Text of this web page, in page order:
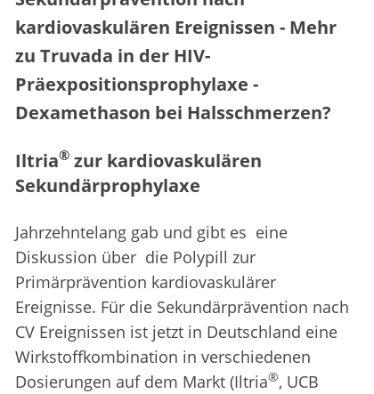
kardiovaskulären Ereignissen - Mehr
zu Truvada in der HIV-
Präexpositionsprophylaxe -
Dexamethason bei Halsschmerzen?
Iltria® zur kardiovaskulären
Sekundärprophylaxe
Jahrzehntelang gab und gibt es eine
Diskussion über die Polypill zur
Primärprävention kardiovaskulärer
Ereignisse. Für die Sekundärprävention nach
CV Ereignissen ist jetzt in Deutschland eine
Wirkstoffkombination in verschiedenen
Dosierungen auf dem Markt (Iltria®, UCB